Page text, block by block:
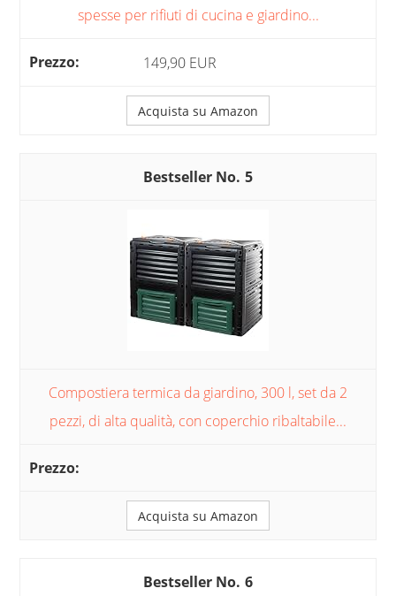
spesse per rifiuti di cucina e giardino...
149,90 EUR
Acquista su Amazon
5
Compostiera termica da giardino, 300 l, set da 2
pezzi, di alta qualità, con coperchio ribaltabile...
Acquista su Amazon
6